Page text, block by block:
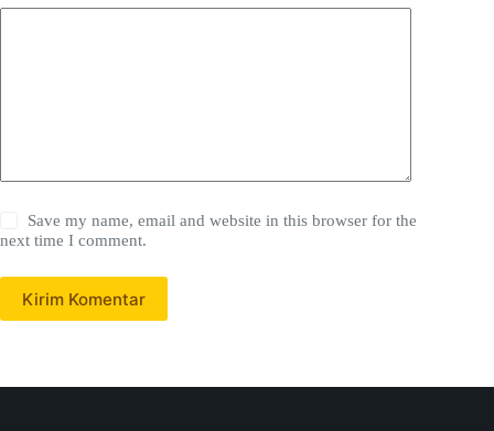
Save my name, email and website in this browser for the
next time I comment.
Kirim Komentar